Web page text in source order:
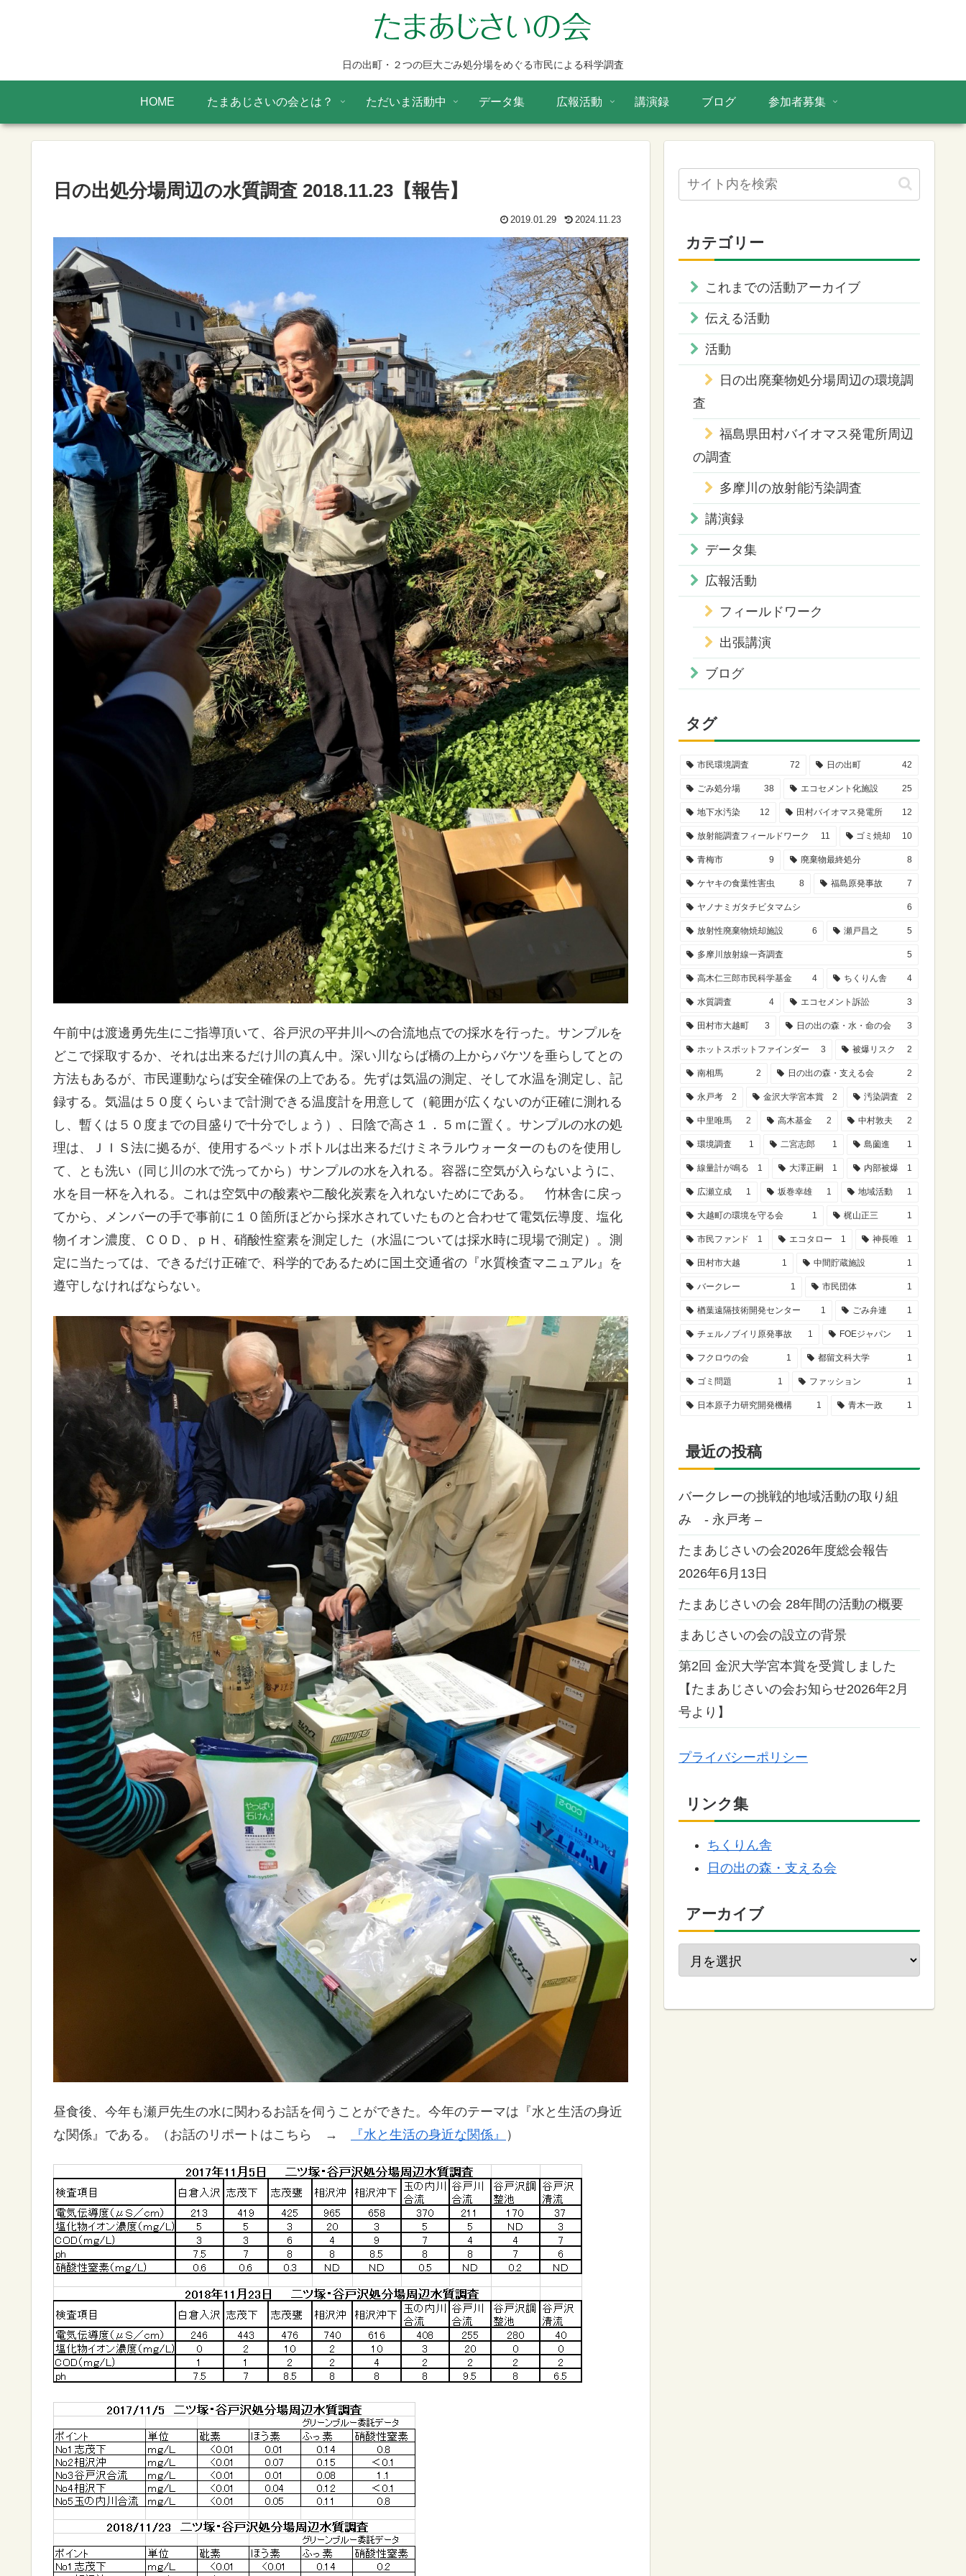
日の出町・２つの巨大ごみ処分場をめぐる市民による科学調査
HOME たまあじさいの会とは？ ただいま活動中 データ集 広報活動 講演録 ブログ 参加者募集
日の出処分場周辺の水質調査 2018.11.23【報告】
2019.01.29 2024.11.23
午前中は渡邊勇先生にご指導頂いて、谷戸沢の平井川への合流地点での採水を行った。サンプルを
どこで採取するか、それは出来るだけ川の真ん中。深い川ならば橋の上からバケツを垂らしてとの
方法もあるが、市民運動ならば安全確保の上である。先ずは気温の測定、そして水温を測定し、記
録する。気温は５０度くらいまで計測できる温度計を用意して（範囲が広くないのが正確に測れる
し、暫くは５０度までの目盛りで十分でしょう）、日陰で高さ１．５ｍに置く。サンプルの水の処
理は、ＪＩＳ法に拠るが、使用するペットボトルは出来るだけミネラルウォーターのものを使用し
て、とも洗い（同じ川の水で洗ってから）サンプルの水を入れる。容器に空気が入らないように、
水を目一杯を入れる。これは空気中の酸素や二酸化炭素を入れないためにである。 竹林舎に戻っ
てから、メンバーの手で事前に１０箇所ほどから採水されていたものと合わせて電気伝導度、塩化
物イオン濃度、ＣＯＤ、ｐＨ、硝酸性窒素を測定した（水温については採水時に現場で測定）。測
定に当たっては、できるだけ正確で、科学的であるために国土交通省の『水質検査マニュアル』を
遵守しなければならない。
昼食後、今年も瀬戸先生の水に関わるお話を伺うことができた。今年のテーマは『水と生活の身近
な関係』である。（お話のリポートはこちら →
『水と生活の身近な関係』 ）
カテゴリー
これまでの活動アーカイブ
伝える活動
活動
日の出廃棄物処分場周辺の環境調
査
福島県田村バイオマス発電所周辺
の調査
多摩川の放射能汚染調査
講演録
データ集
広報活動
フィールドワーク
出張講演
ブログ
タグ
市民環境調査 72 日の出町 42
ごみ処分場 38 エコセメント化施設 25
地下水汚染 12 田村バイオマス発電所 12
放射能調査フィールドワーク 11 ゴミ焼却 10
青梅市 9 廃棄物最終処分 8
ケヤキの食葉性害虫 8 福島原発事故 7
ヤノナミガタチビタマムシ 6
放射性廃棄物焼却施設 6 瀬戸昌之 5
多摩川放射線一斉調査 5
高木仁三郎市民科学基金 4 ちくりん舎 4
水質調査 4 エコセメント訴訟 3
田村市大越町 3 日の出の森・水・命の会 3
ホットスポットファインダー 3 被爆リスク 2
南相馬 2 日の出の森・支える会 2
永戸考 2 金沢大学宮本賞 2 汚染調査 2
中里唯馬 2 高木基金 2 中村敦夫 2
環境調査 1 二宮志郎 1 島薗進 1
線量計が鳴る 1 大澤正嗣 1 内部被爆 1
広瀬立成 1 坂巻幸雄 1 地域活動 1
大越町の環境を守る会 1 梶山正三 1
市民ファンド 1 エコタロー 1 神長唯 1
田村市大越 1 中間貯蔵施設 1
バークレー 1 市民団体 1
楢葉遠隔技術開発センター 1 ごみ弁連 1
チェルノブイリ原発事故 1 FOEジャパン 1
フクロウの会 1 都留文科大学 1
ゴミ問題 1 ファッション 1
日本原子力研究開発機構 1 青木一政 1
最近の投稿
バークレーの挑戦的地域活動の取り組
み - 永戸考 –
たまあじさいの会2026年度総会報告
2026年6月13日
たまあじさいの会 28年間の活動の概要
まあじさいの会の設立の背景
第2回 金沢大学宮本賞を受賞しました
【たまあじさいの会お知らせ2026年2月
号より】
プライバシーポリシー
リンク集
ちくりん舎
日の出の森・支える会
アーカイブ